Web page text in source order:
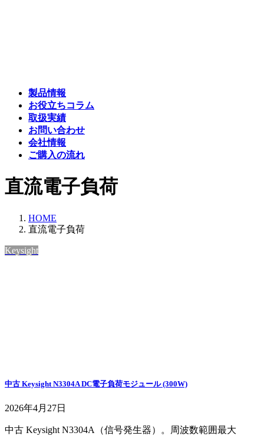
製品情報
お役立ちコラム
取扱実績
お問い合わせ
会社情報
ご購入の流れ
直流電子負荷
HOME
直流電子負荷
Keysight
中古 Keysight N3304A DC電子負荷モジュール (300W)
2026年4月27日
中古 Keysight N3304A（信号発生器）。周波数範囲最大